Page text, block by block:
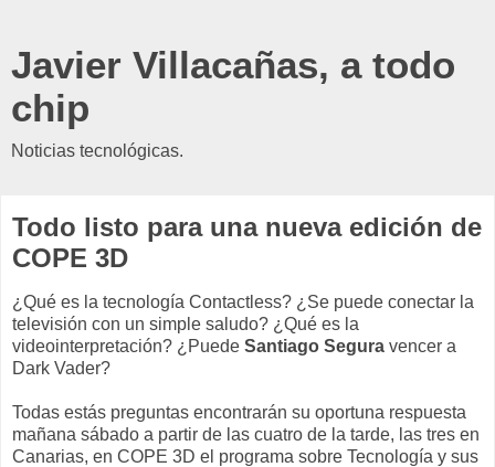
Javier Villacañas, a todo
chip
Noticias tecnológicas.
Todo listo para una nueva edición de
COPE 3D
¿Qué es la tecnología Contactless? ¿Se puede conectar la
televisión con un simple saludo? ¿Qué es la
videointerpretación? ¿Puede Santiago Segura vencer a
Dark Vader?
Todas estás preguntas encontrarán su oportuna respuesta
mañana sábado a partir de las cuatro de la tarde, las tres en
Canarias, en COPE 3D el programa sobre Tecnología y sus